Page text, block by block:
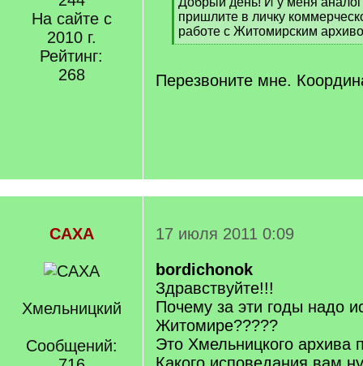
На сайте с
2010 г.
Рейтинг:
268
]пришлите в личку
работе с Житомирским
[
q
]
Перезвоните мне.
САХА
Хмельницкий
Сообщений:
17 июля 2011 0:09
bordichonok
Здравствуйте!!!
Почему за эти годы надо
Житомире?????
Это Хмельницкого архива